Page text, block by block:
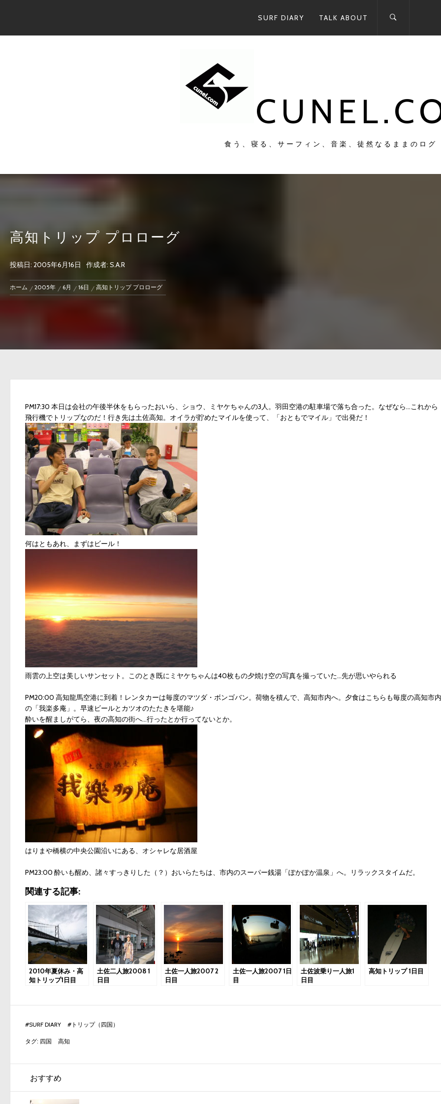
ン
SURF DIARY TALK ABOUT
食う、寝る、サーフィン、音楽、徒然なるままのログ
高知トリップ プロローグ
投稿日: 2005年6月16日 作成者: S.A.R
ホーム 2005年 6月 16日 高知トリップ プロローグ
PM17:30 本日は会社の午後半休をもらったおいら、ショウ、ミヤケちゃんの3人。羽田空港の駐車場で落ち合った。なぜなら…これから
飛行機でトリップなのだ！行き先は土佐高知。オイラが貯めたマイルを使って、「おともでマイル」で出発だ！
何はともあれ、まずはビール！
雨雲の上空は美しいサンセット。このとき既にミヤケちゃんは40枚もの夕焼け空の写真を撮っていた…先が思いやられる
PM20:00 高知龍馬空港に到着！レンタカーは毎度のマツダ・ボンゴバン。荷物を積んで、高知市内へ。夕食はこちらも毎度の高知市内
の「我楽多庵」。早速ビールとカツオのたたきを堪能♪
酔いを醒ましがてら、夜の高知の街へ…行ったとか行ってないとか。
はりまや橋横の中央公園沿いにある、オシャレな居酒屋
PM23:00 酔いも醒め、諸々すっきりした（？）おいらたちは、市内のスーパー銭湯「ぽかぽか温泉」へ。リラックスタイムだ。
関連する記事:
2010年夏休み・高
知トリップ1日目
土佐二人旅2008 1
日目
土佐一人旅2007 2
日目
土佐一人旅2007 1日
目
土佐波乗り一人旅1
日目
高知トリップ 1日目
#SURF DIARY # トリップ（四国）
タグ: 四国 高知
おすすめ